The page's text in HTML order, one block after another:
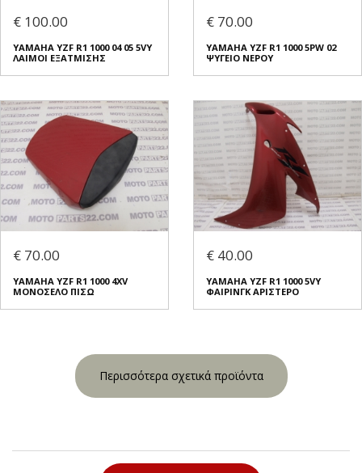
€ 100.00
YAMAHA YZF R1 1000 04 05 5VY
ΛΑΙΜΟΙ ΕΞΑΤΜΙΣΗΣ
€ 70.00
YAMAHA YZF R1 1000 5PW 02
ΨΥΓΕΙΟ ΝΕΡΟΥ
€ 70.00
YAMAHA YZF R1 1000 4XV
ΜΟΝΟΣΕΛΟ ΠΙΣΩ
€ 40.00
YAMAHA YZF R1 1000 5VY
ΦΑΙΡΙΝΓΚ ΑΡΙΣΤΕΡΟ
Περισσότερα σχετικά προϊόντα